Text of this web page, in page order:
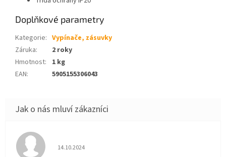
Doplňkové parametry
Kategorie: Vypínače, zásuvky
Záruka:
2 roky
Hmotnost:
1 kg
EAN: 5905155306043
Hodnocení obchodu je 5 z 5 hvězdiček.
14.10.2024